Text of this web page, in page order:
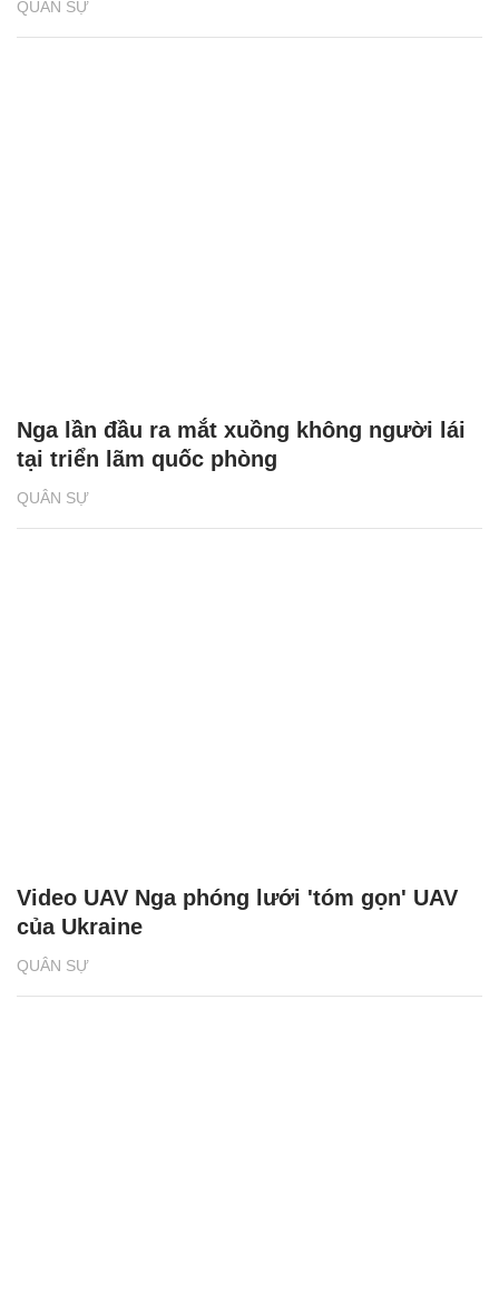
QUÂN SỰ
QUÂN SỰ
Nga lần đầu ra mắt xuồng không người lái
tại triển lãm quốc phòng
QUÂN SỰ
Video UAV Nga phóng lưới 'tóm gọn' UAV
của Ukraine